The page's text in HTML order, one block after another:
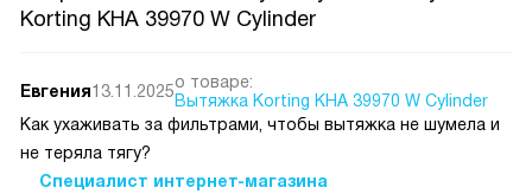
Korting KHA 39970 W Cylinder
Евгения13.11.2025о товаре:
Вытяжка Korting KHA 39970 W Cylinder
Как ухаживать за фильтрами, чтобы вытяжка не шумела и
не теряла тягу?
Специалист интернет-магазина